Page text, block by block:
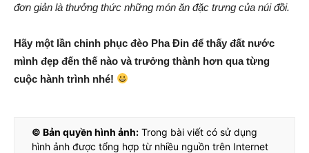
đơn giản là thưởng thức những món ăn đặc trưng của núi đồi.
Hãy một lần chinh phục đèo Pha Đin để thấy đất nước
mình đẹp đến thế nào và trưởng thành hơn qua từng
cuộc hành trình nhé!
© Bản quyền hình ảnh: Trong bài viết có sử dụng
hình ảnh được tổng hợp từ nhiều nguồn trên Internet